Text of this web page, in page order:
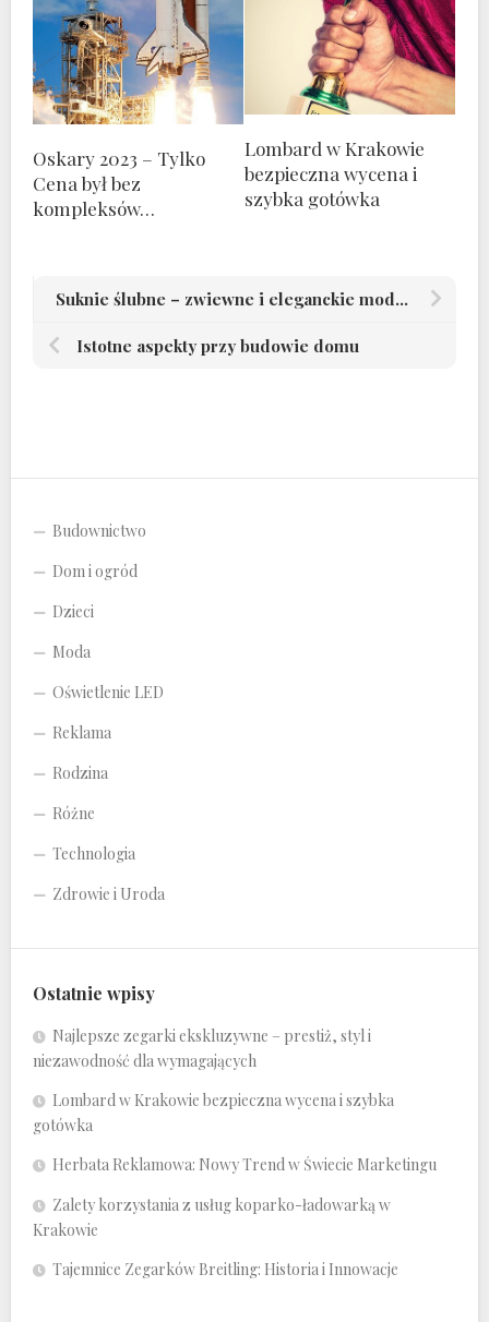
Oskary 2023 – Tylko
Cena był bez
kompleksów…
Lombard w Krakowie
bezpieczna wycena i
szybka gotówka
Suknie ślubne – zwiewne i eleganckie modele dla panien młodych preferujących romantyczny styl
Istotne aspekty przy budowie domu
Budownictwo
Dom i ogród
Dzieci
Moda
Oświetlenie LED
Reklama
Rodzina
Różne
Technologia
Zdrowie i Uroda
Ostatnie wpisy
Najlepsze zegarki ekskluzywne – prestiż, styl i
niezawodność dla wymagających
Lombard w Krakowie bezpieczna wycena i szybka
gotówka
Herbata Reklamowa: Nowy Trend w Świecie Marketingu
Zalety korzystania z usług koparko-ładowarką w
Krakowie
Tajemnice Zegarków Breitling: Historia i Innowacje